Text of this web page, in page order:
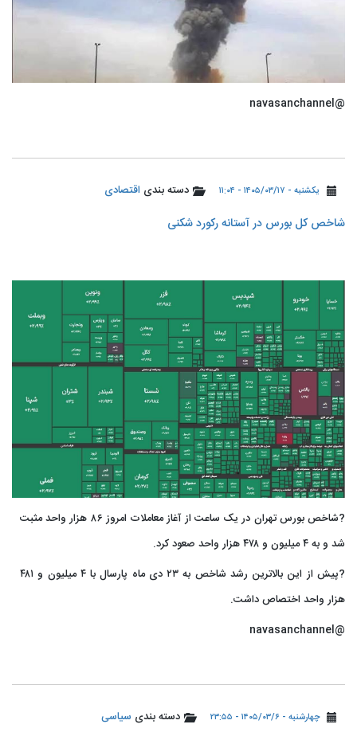
@navasanchannel
یکشنبه - ۱۴۰۵/۰۳/۱۷ - ۱۱:۰۴ دسته بندی اقتصادی
شاخص کل بورس در آستانه رکورد شکنی
?شاخص بورس تهران در یک ساعت از آغاز معاملات امروز ۸۶ هزار واحد مثبت
شد و به ۴ میلیون و ۴۷۸ هزار واحد صعود کرد.
?پیش از این بالاترین رشد شاخص به ۲۳ دی ماه پارسال با ۴ میلیون و ۴۸۱
هزار واحد اختصاص داشت.
@navasanchannel
چهارشنبه - ۱۴۰۵/۰۳/۶ - ۲۳:۵۵ دسته بندی سیاسی